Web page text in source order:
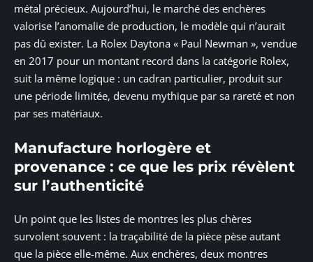
métal précieux. Aujourd’hui, le marché des enchères
valorise l’anomalie de production, le modèle qui n’aurait
pas dû exister. La Rolex Daytona « Paul Newman », vendue
en 2017 pour un montant record dans la catégorie Rolex,
suit la même logique : un cadran particulier, produit sur
une période limitée, devenu mythique par sa rareté et non
par ses matériaux.
Manufacture horlogère et
provenance : ce que les prix révèlent
sur l’authenticité
Un point que les listes de montres les plus chères
survolent souvent : la traçabilité de la pièce pèse autant
que la pièce elle-même. Aux enchères, deux montres